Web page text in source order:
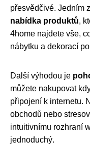
přesvědčivé. Jedním
nabídka produktů,
4home najdete vše,
nábytku a dekorací
Další výhodou je
můžete nakupovat
připojení k internetu.
obchodů nebo
intuitivnímu rozhraní
jednoduchý.